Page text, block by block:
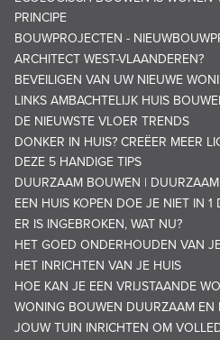
PRINCIPE
BOUWPROJECTEN -
ARCHITECT WEST-VLAANDEREN?
BEVEILIGEN VAN UW NIEUWE
LINKS AMBACHTELIJK HUIS
DE NIEUWSTE VLOER TRENDS
DONKER IN HUIS? CREËER MEER
DEZE 5 HANDIGE TIPS
DUURZAAM BOUWEN |
EEN HUIS KOPEN DOE JE NIET IN 1
ER IS INGEBROKEN, WAT NU?
HET GOED ONDERHOUDEN VAN
HET INRICHTEN VAN JE HUIS
HOE KAN JE EEN VRIJSTAANDE
WONING BOUWEN DUURZAAM EN
JOUW TUIN INRICHTEN OM